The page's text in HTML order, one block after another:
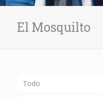
El Mosquilto
Todo